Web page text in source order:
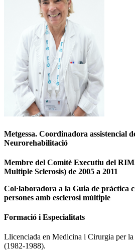
Metgessa. Coordinadora assistencial
Neurorehabilitació
Membre del Comitè Executiu del
Multiple Sclerosis) de 2005 a 2011
Col·laboradora a la Guia de pràctica
persones amb esclerosi múltiple
Formació i Especialitats
Llicenciada en Medicina i Cirurgia per
(1982-1988).